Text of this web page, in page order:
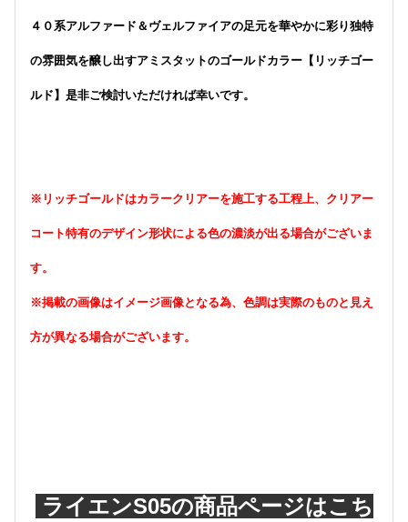
４０系アルファード＆ヴェルファイアの足元を華やかに彩り独特
の雰囲気を醸し出すアミスタットのゴールドカラー【リッチゴー
ルド】是非ご検討いただければ幸いです。
※リッチゴールドはカラークリアーを施工する工程上、クリアー
コート特有のデザイン形状による色の濃淡が出る場合がございま
す。
※掲載の画像はイメージ画像となる為、色調は実際のものと見え
方が異なる場合がございます。
ライエンS05の商品ページはこち